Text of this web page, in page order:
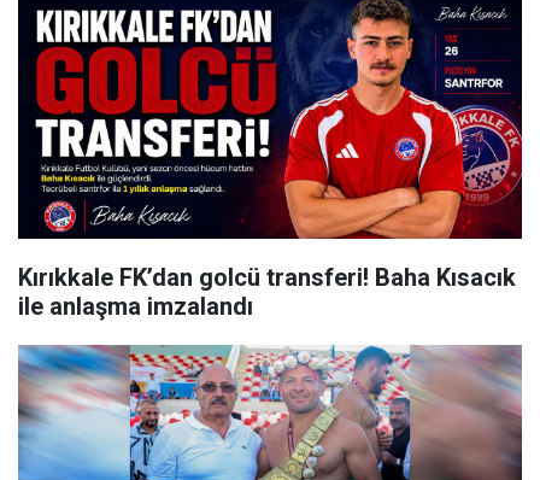
Kırıkkale FK’dan golcü transferi! Baha Kısacık
ile anlaşma imzalandı